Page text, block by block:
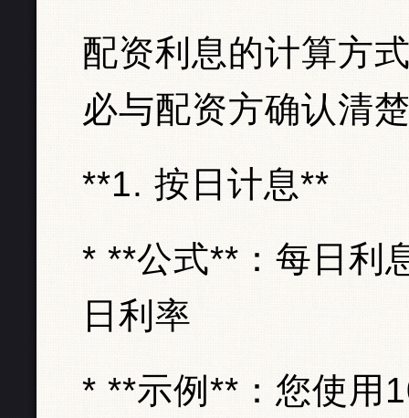
配资利息的计算方
必与配资方确认清
**1. 按日计息**
* **公式**：每日利
日利率
* **示例**：您使用